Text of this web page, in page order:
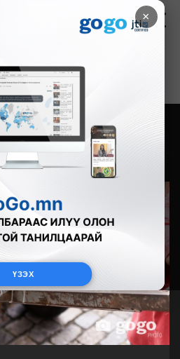
×
ҮЗЭХ
Зурхай
8.06
Видео Зурган өгүүлэмж